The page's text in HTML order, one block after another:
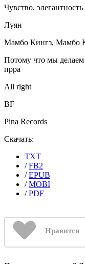
Чувство, элегантность
Луян
Мамбо Кингз, Мамбо
Потому что мы делаем
прра
All right
BF
Pina Records
Скачать:
TXT
/FB2
/EPUB
/MOBI
/PDF
Нравится